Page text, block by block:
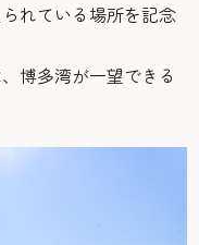
れている場所を記念
博多湾が一望できる